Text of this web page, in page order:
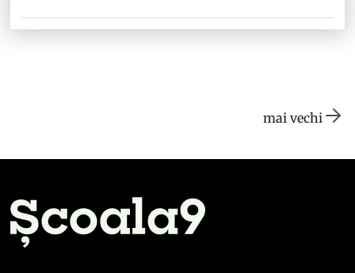
mai vechi